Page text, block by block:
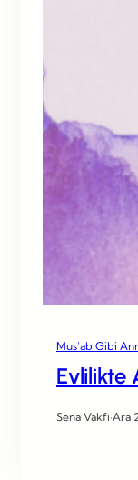
Mus’ab Gibi
Evlilikte
Sena Vakfı·Ara